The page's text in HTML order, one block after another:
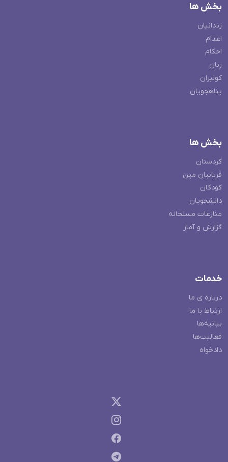
بخش ها
زندانیان
اعدام
احکام
زنان
کولبران
پناهجویان
بخش ها
کردستان
قربانیان مین
کودکان
دانشجویان
منازعات مسلحانه
گزارش و آمار
خدمات
درباره ی ما
ارتباط با ما
بیانیه‌ها
فعالیت‌ها
دادخواه